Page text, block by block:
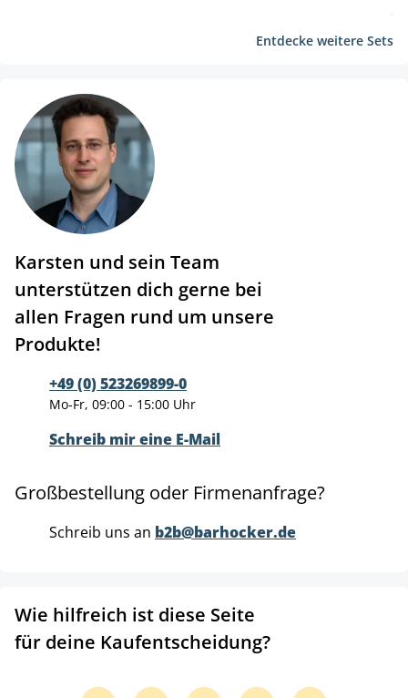
Entdecke weitere Sets
Karsten und sein Team
unterstützen dich gerne bei
allen Fragen rund um unsere
Produkte!
+49 (0) 523269899-0
Mo-Fr, 09:00 - 15:00 Uhr
Schreib mir eine E-Mail
Großbestellung oder Firmenanfrage?
Schreib uns an b2b@barhocker.de
Wie hilfreich ist diese Seite
für deine Kaufentscheidung?